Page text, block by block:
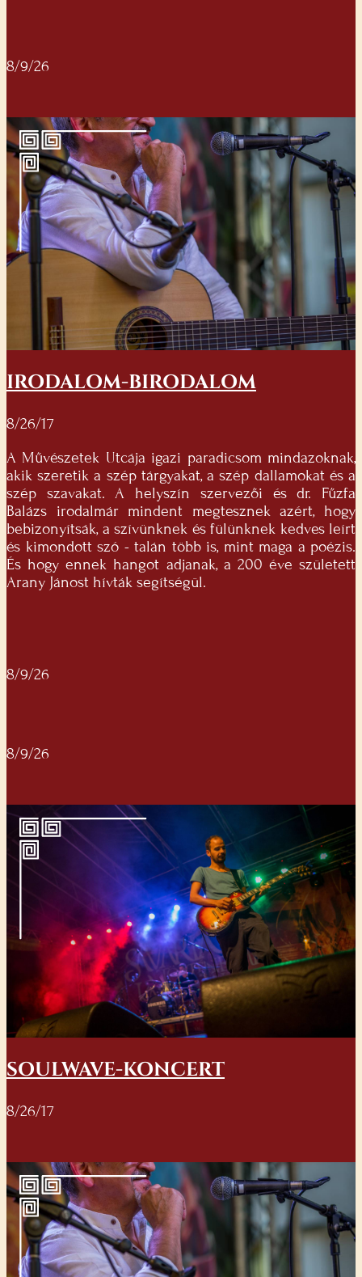
8/9/26
IRODALOM-BIRODALOM
8/26/17
A Művészetek Utcája igazi paradicsom mindazoknak,
akik szeretik a szép tárgyakat, a szép dallamokat és a
szép szavakat. A helyszín szervezői és dr. Fűzfa
Balázs irodalmár mindent megtesznek azért, hogy
bebizonyítsák, a szívünknek és fülünknek kedves leírt
és kimondott szó - talán több is, mint maga a poézis.
És hogy ennek hangot adjanak, a 200 éve született
Arany Jánost hívták segítségül.
8/9/26
8/9/26
SOULWAVE-KONCERT
8/26/17